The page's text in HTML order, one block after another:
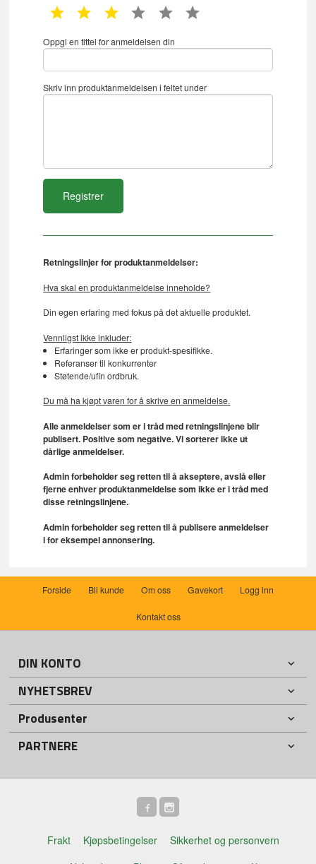
1 star 2 star 3 star 4 star 5 star
Oppgi en tittel for anmeldelsen din
Skriv inn produktanmeldelsen i feltet under
Retningslinjer for produktanmeldelser:
Hva skal en produktanmeldelse inneholde?
Din egen erfaring med fokus på det aktuelle produktet.
Vennligst ikke inkluder:
Erfaringer som ikke er produkt-spesifikke.
Referanser til konkurrenter
Støtende/ufin ordbruk.
Du må ha kjøpt varen for å skrive en anmeldelse.
Alle anmeldelser som er i tråd med retningslinjene blir
publisert. Positive som negative. Vi sorterer ikke ut
dårlige anmeldelser.
Admin forbeholder seg retten til å akseptere, avslå eller
fjerne enhver produktanmeldelse som ikke er i tråd med
disse retningslinjene.
Admin forbeholder seg retten til å publisere anmeldelser
i for eksempel annonsering.
Forside Bli kunde Om oss Gavekort Logg inn
Kontakt oss
DIN KONTO
NYHETSBREV
Produsenter
PARTNERE
Frakt Kjøpsbetingelser
Sikkerhet og personvern